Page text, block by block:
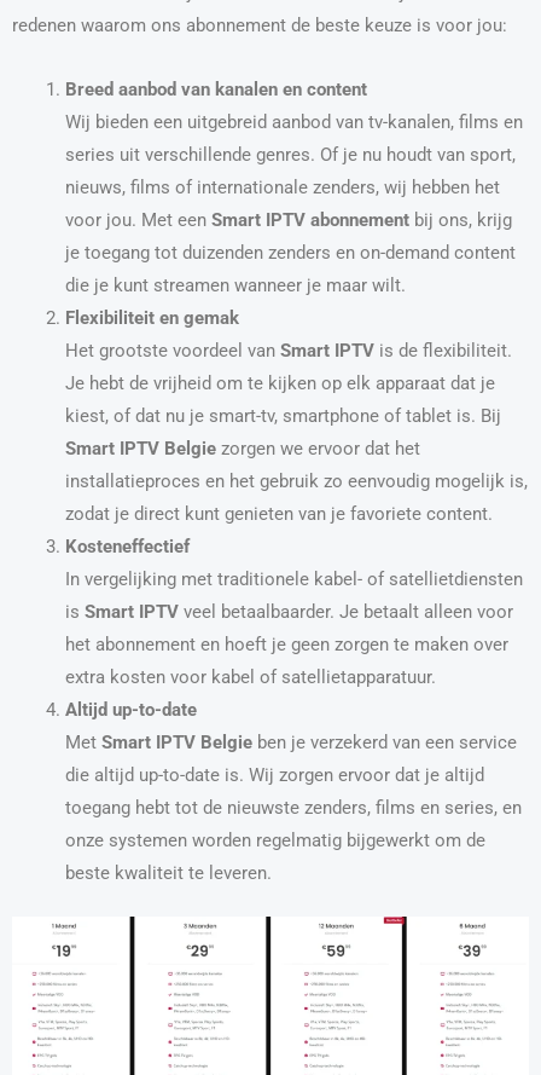
redenen waarom ons abonnement de beste keuze is voor jou:
Breed aanbod van kanalen en content
Wij bieden een uitgebreid aanbod van tv-kanalen, films en
series uit verschillende genres. Of je nu houdt van sport,
nieuws, films of internationale zenders, wij hebben het
voor jou. Met een Smart IPTV abonnementbij ons, krijg
je toegang tot duizenden zenders en on-demand content
die je kunt streamen wanneer je maar wilt.
Flexibiliteit en gemak
Het grootste voordeel van Smart IPTVis de flexibiliteit.
Je hebt de vrijheid om te kijken op elk apparaat dat je
kiest, of dat nu je smart-tv, smartphone of tablet is. Bij
Smart IPTV Belgiezorgen we ervoor dat het
installatieproces en het gebruik zo eenvoudig mogelijk is,
zodat je direct kunt genieten van je favoriete content.
Kosteneffectief
In vergelijking met traditionele kabel- of satellietdiensten
is Smart IPTVveel betaalbaarder. Je betaalt alleen voor
het abonnement en hoeft je geen zorgen te maken over
extra kosten voor kabel of satellietapparatuur.
Altijd up-to-date
Met Smart IPTV Belgieben je verzekerd van een service
die altijd up-to-date is. Wij zorgen ervoor dat je altijd
toegang hebt tot de nieuwste zenders, films en series, en
onze systemen worden regelmatig bijgewerkt om de
beste kwaliteit te leveren.